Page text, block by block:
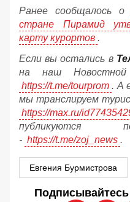
Ранее сообщалось о
стране Пирамид
карту курортов .
Если вы остались в
на наш
https://t.me/tourprom . А
мы транслируем
https://max.ru/
публикуются
- https://t.me/zoj_news .
Евгения Бурмистрова